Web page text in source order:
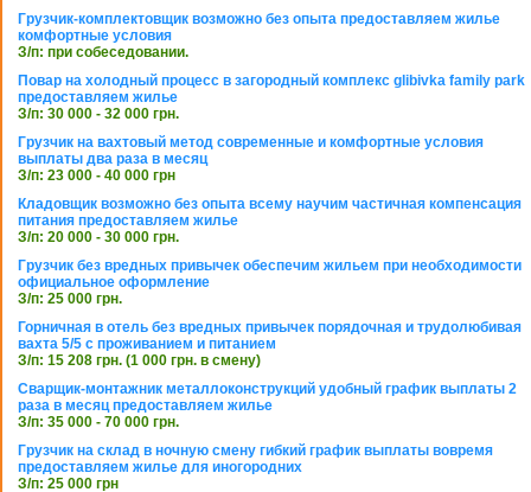
Грузчик-комплектовщик возможно без опыта предоставляем жилье
комфортные условия
З/п: при собеседовании.
Повар на холодный процесс в загородный комплекс glibivka family park
предоставляем жилье
З/п: 30 000 - 32 000 грн.
Грузчик на вахтовый метод современные и комфортные условия
выплаты два раза в месяц
З/п: 23 000 - 40 000 грн
Кладовщик возможно без опыта всему научим частичная компенсация
питания предоставляем жилье
З/п: 20 000 - 30 000 грн.
Грузчик без вредных привычек обеспечим жильем при необходимости
официальное оформление
З/п: 25 000 грн.
Горничная в отель без вредных привычек порядочная и трудолюбивая
вахта 5/5 с проживанием и питанием
З/п: 15 208 грн. (1 000 грн. в смену)
Сварщик-монтажник металлоконструкций удобный график выплаты 2
раза в месяц предоставляем жилье
З/п: 35 000 - 70 000 грн.
Грузчик на склад в ночную смену гибкий график выплаты вовремя
предоставляем жилье для иногородних
З/п: 25 000 грн